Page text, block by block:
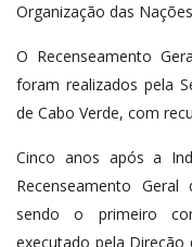
Organização das
O Recenseamento
foram realizados pela
de Cabo Verde, com
Cinco anos após a
Recenseamento
sendo o primeiro
executado pela Direção